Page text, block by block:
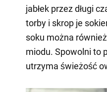
jabłek przez długi
torby i skrop je
soku można
miodu. Spowolni to
utrzyma świeżość